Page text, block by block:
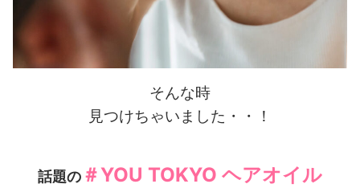
そんな時
見つけちゃいました・・！
話題の ＃YOU TOKYO ヘアオイル